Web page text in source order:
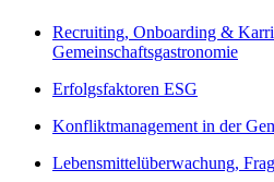
Recruiting, Onboarding &
Gemeinschaftsgastronomie
Erfolgsfaktoren ESG
Konfliktmanagement in der
Lebensmittelüberwachung,